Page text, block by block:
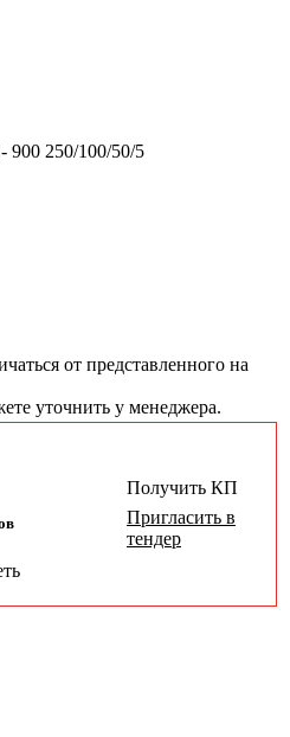
900 250/100/50/5
от представленного на
уточнить у менеджера.
Получить КП
Пригласить в
тендер